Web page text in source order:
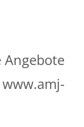
www.amj-